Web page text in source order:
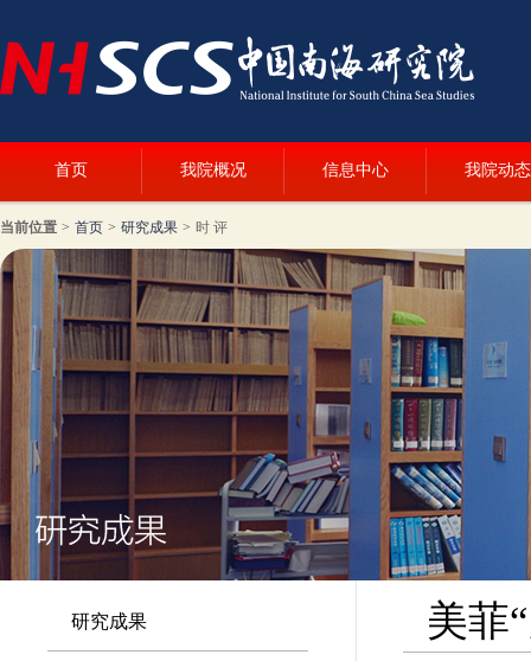
首页 我院概况 信息中心 我院动态
当前位置 > 首页 > 研究成果 > 时 评
研究成果 美菲